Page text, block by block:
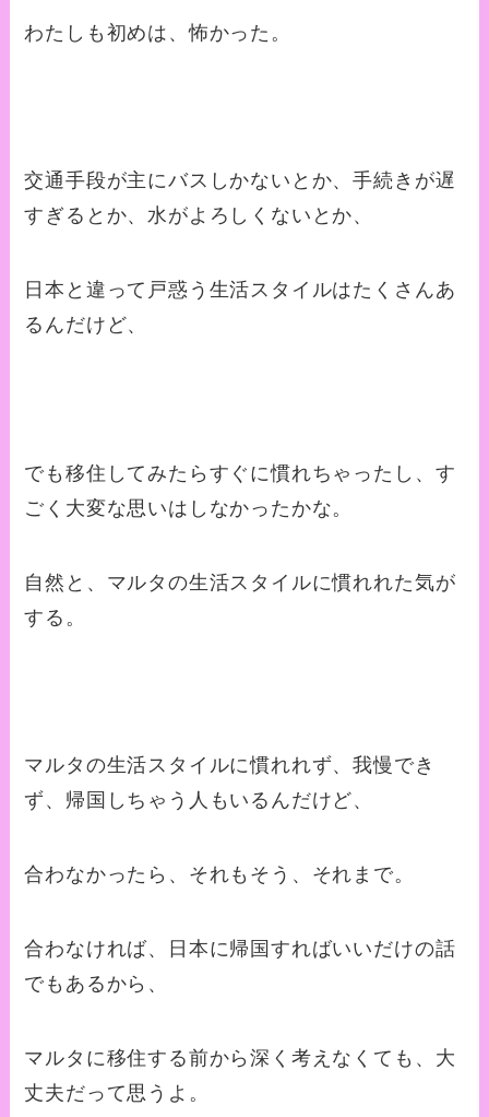
わたしも初めは、怖かった。
交通手段が主にバスしかないとか、手続きが遅
すぎるとか、水がよろしくないとか、
日本と違って戸惑う生活スタイルはたくさんあ
るんだけど、
でも移住してみたらすぐに慣れちゃったし、す
ごく大変な思いはしなかったかな。
自然と、マルタの生活スタイルに慣れれた気が
する。
マルタの生活スタイルに慣れれず、我慢でき
ず、帰国しちゃう人もいるんだけど、
合わなかったら、それもそう、それまで。
合わなければ、日本に帰国すればいいだけの話
でもあるから、
マルタに移住する前から深く考えなくても、大
丈夫だって思うよ。